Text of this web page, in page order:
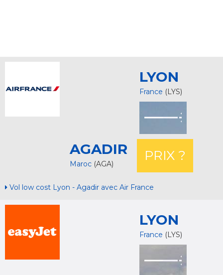
LYON
France (LYS)
AGADIR
Maroc (AGA)
PRIX ?
Vol low cost Lyon - Agadir avec Air France
LYON
France (LYS)